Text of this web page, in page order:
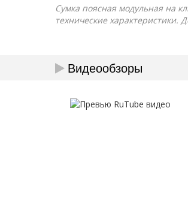
Сумка поясная модульная на
технические характеристики.
Видеообзоры